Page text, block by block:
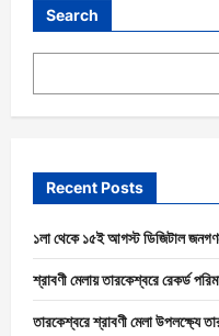
Search
Recent Posts
১লা থেকে ১৫ই আগস্ট ডিজিটাল
শ্রাবণী মেলায় তারকেশ্বরে রেকর্ড
তারকেশ্বরে শ্রাবণী মেলা উপলক্ষ্যে